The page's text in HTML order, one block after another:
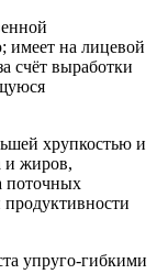
имеет на лицевой
счёт выработки
хрупкостью и
и жиров,
поточных
упруго-гибкими